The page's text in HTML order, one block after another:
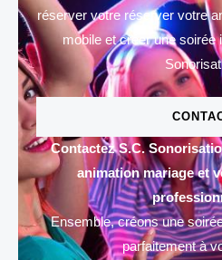
réserver votre réserver votre
mobile et créer une soirée
Contactez S.C.
animation mariage et
Ensemble, créons une
parfaitement à